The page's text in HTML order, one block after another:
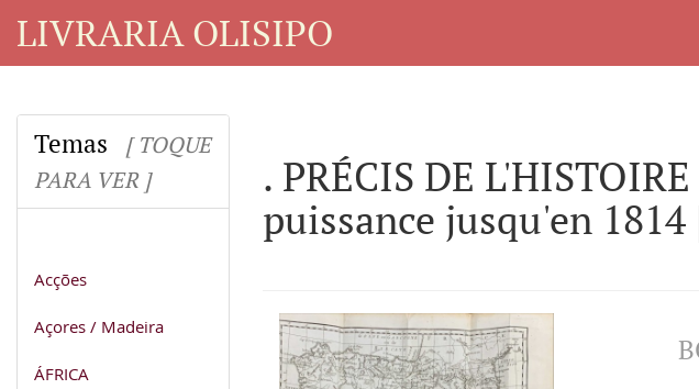
LIVRARIA OLISIPO
Temas
[ TOQUE
PARA VER ]
Acções
Açores / Madeira
ÁFRICA
. PRÉCIS DE
puissance jusqu'en